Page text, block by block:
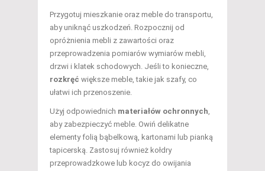
Przygotuj mieszkanie oraz meble do transportu,
aby uniknąć uszkodzeń. Rozpocznij od
opróżnienia mebli z zawartości oraz
przeprowadzenia pomiarów wymiarów mebli,
drzwi i klatek schodowych. Jeśli to konieczne,
rozkręć większe meble, takie jak szafy, co
ułatwi ich przenoszenie.
Użyj odpowiednich materiałów ochronnych,
aby zabezpieczyć meble. Owiń delikatne
elementy folią bąbelkową, kartonami lub pianką
tapicerską. Zastosuj również kołdry
przeprowadzkowe lub kocyz do owijania